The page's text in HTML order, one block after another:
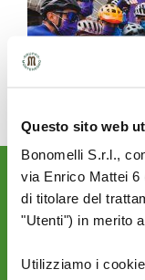
Questo sito web
Bonomelli S.r.l.,
via Enrico Mattei 6
di titolare del
"Utenti") in merito
Utilizziamo i